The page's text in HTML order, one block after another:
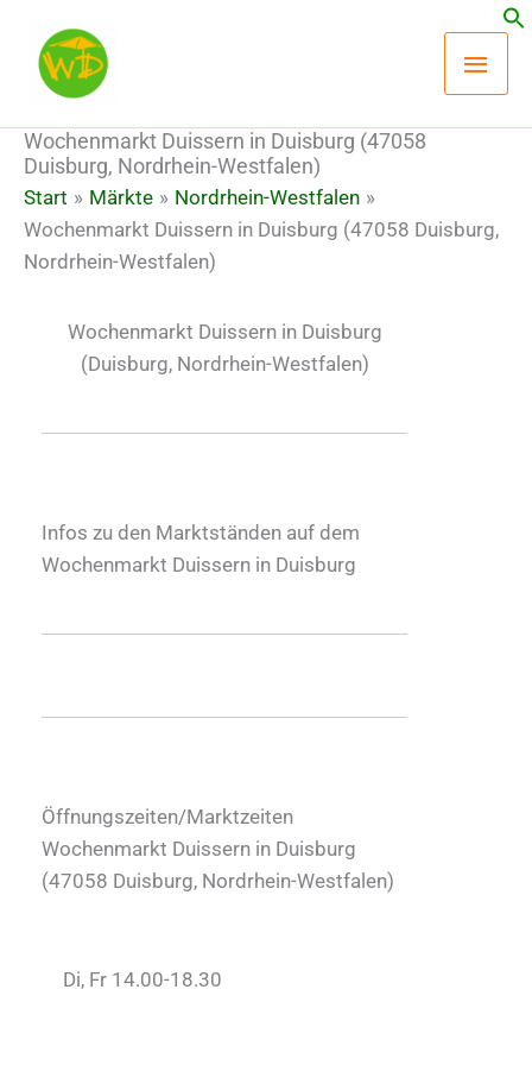
Inhalt
springen
Wochenmarkt Duissern in Duisburg (47058
Duisburg, Nordrhein-Westfalen)
Start Märkte
Nordrhein-Westfalen
Wochenmarkt Duissern in Duisburg (47058 Duisburg,
Nordrhein-Westfalen)
Wochenmarkt Duissern in Duisburg
(Duisburg, Nordrhein-Westfalen)
Infos zu den Marktständen auf dem
Wochenmarkt Duissern in Duisburg
Öffnungszeiten/Marktzeiten
Wochenmarkt Duissern in Duisburg
(47058 Duisburg, Nordrhein-Westfalen)
Di, Fr 14.00-18.30